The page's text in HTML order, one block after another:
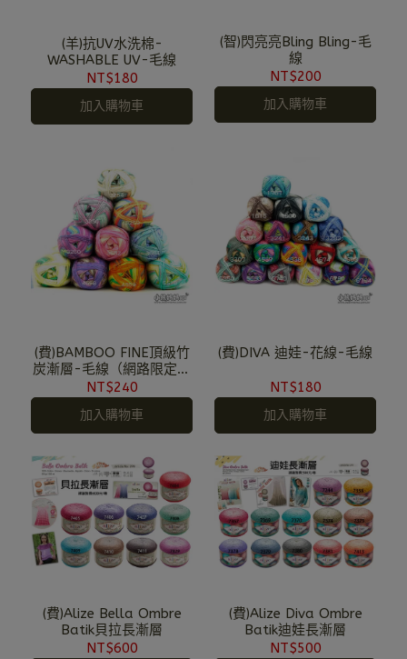
(羊)抗UV水洗棉-
WASHABLE UV-毛線
NT$180
加入購物車
(智)閃亮亮Bling Bling-毛
線
NT$200
加入購物車
(費)BAMBOO FINE頂級竹
炭漸層-毛線（網路限定，
需預購）
NT$240
加入購物車
(費)DIVA 迪娃-花線-毛線
NT$180
加入購物車
(費)Alize Bella Ombre
Batik貝拉長漸層
NT$600
(費)Alize Diva Ombre
Batik迪娃長漸層
NT$500